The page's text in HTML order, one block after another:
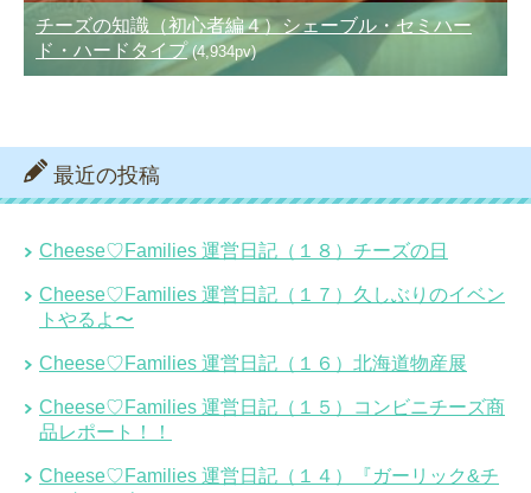
チーズの知識（初心者編４）シェーブル・セミハー
ド・ハードタイプ(4,934pv)
最近の投稿
Cheese♡Families 運営日記（１８）チーズの日
Cheese♡Families 運営日記（１７）久しぶりのイベン
トやるよ〜
Cheese♡Families 運営日記（１６）北海道物産展
Cheese♡Families 運営日記（１５）コンビニチーズ商
品レポート！！
Cheese♡Families 運営日記（１４）『ガーリック&チ